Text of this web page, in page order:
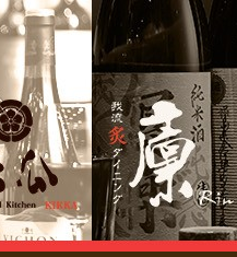
ン「
理 site